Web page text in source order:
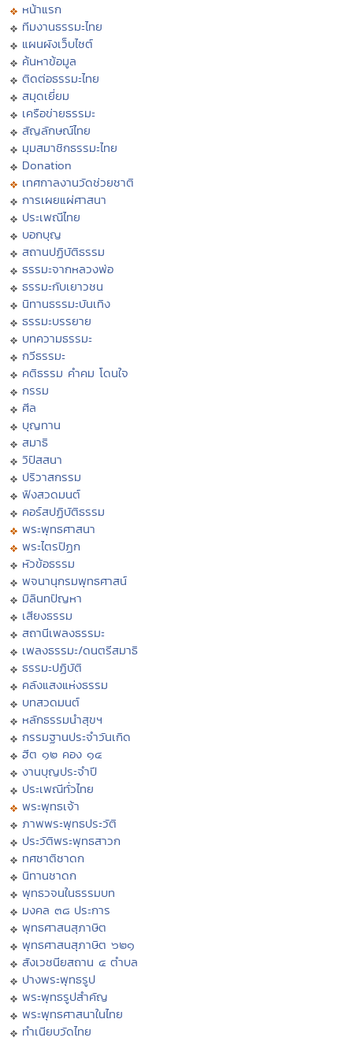
หน้าแรก
ทีมงานธรรมะไทย
แผนผังเว็บไซต์
ค้นหาข้อมูล
ติดต่อธรรมะไทย
สมุดเยี่ยม
เครือข่ายธรรมะ
สัญลักษณ์ไทย
มุมสมาชิกธรรมะไทย
Donation
เทศกาลงานวัดช่วยชาติ
การเผยแผ่ศาสนา
ประเพณีไทย
บอกบุญ
สถานปฏิบัติธรรม
ธรรมะจากหลวงพ่อ
ธรรมะกับเยาวชน
นิทานธรรมะบันเทิง
ธรรมะบรรยาย
บทความธรรมะ
กวีธรรมะ
คติธรรม คำคม โดนใจ
กรรม
ศีล
บุญทาน
สมาธิ
วิปัสสนา
ปริวาสกรรม
ฟังสวดมนต์
คอร์สปฏิบัติธรรม
พระพุทธศาสนา
พระไตรปิฏก
หัวข้อธรรม
พจนานุกรมพุทธศาสน์
มิลินทปัญหา
เสียงธรรม
สถานีเพลงธรรมะ
เพลงธรรมะ/ดนตรีสมาธิ
ธรรมะปฏิบัติ
คลังแสงแห่งธรรม
บทสวดมนต์
หลักธรรมนำสุขฯ
กรรมฐานประจำวันเกิด
ฮีต ๑๒ คอง ๑๔
งานบุญประจำปี
ประเพณีทั่วไทย
พระพุทธเจ้า
ภาพพระพุทธประวัติ
ประวัติพระพุทธสาวก
ทศชาติชาดก
นิทานชาดก
พุทธวจนในธรรมบท
มงคล ๓๘ ประการ
พุทธศาสนสุภาษิต
พุทธศาสนสุภาษิต ๖๒๑
สังเวชนียสถาน ๔ ตำบล
ปางพระพุทธรูป
พระพุทธรูปสำคัญ
พระพุทธศาสนาในไทย
ทำเนียบวัดไทย